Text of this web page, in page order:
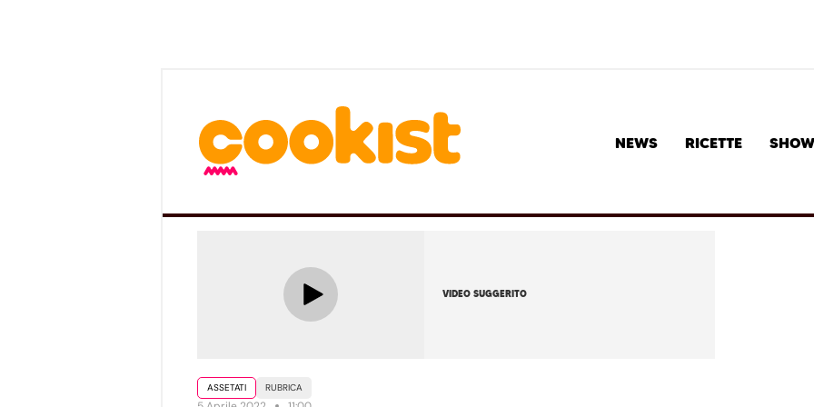
NEWS RICETTE SHOW
VIDEO SUGGERITO
ASSETATI RUBRICA